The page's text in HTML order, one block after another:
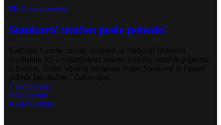
FK Crvena zvezda
Stanković utučen posle pobede!
7 months ago
0 Comments
Keep Reading